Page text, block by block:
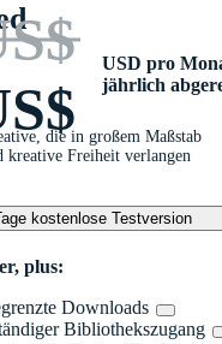
USD pro
jährlich
die in großem Maßstab
kreative Freiheit verlangen
kostenlose Testversion
plus:
Downloads
Bibliothekszugang